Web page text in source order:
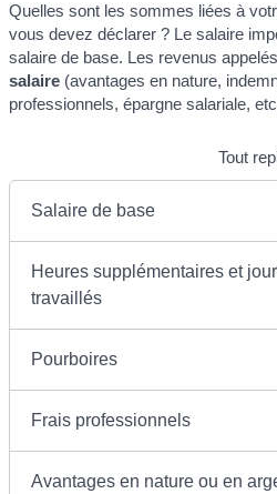
Quelles sont les sommes liées à
vous devez déclarer ? Le salaire
salaire de base. Les revenus
salaire (avantages en nature,
professionnels, épargne salariale,
Tout
Salaire de base
Heures supplémentaires et
travaillés
Pourboires
Frais professionnels
Avantages en nature ou en